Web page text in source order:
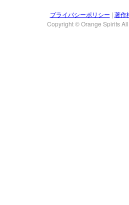
プライバシーポリシー | 著作
Copyright © Orange Spirits